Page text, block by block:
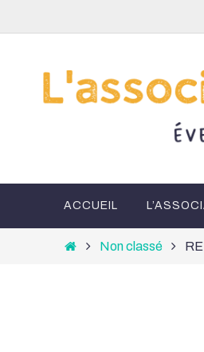
contenu
ACCUEIL
HomeNon classé